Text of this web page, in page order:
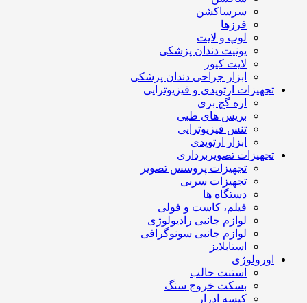
سرساکشن
فرزها
لوپ و لایت
یونیت دندان پزشکی
لایت کیور
ابزار جراحی دندان پزشکی
تجهیزات ارتوپدی و فیزیوتراپی
اره گچ بری
بریس های طبی
تنس فیزیوتراپی
ابزار ارتوپدی
تجهیزات تصویربرداری
تجهیزات پروسس تصویر
تجهیزات سربی
دستگاه ها
فیلم، کاست و فولی
لوازم جانبی رادیولوژی
لوازم جانبی سونوگرافی
استابلایز
اورولوژی
استنت حالب
بسکت خروج سنگ
کیسه ادرار